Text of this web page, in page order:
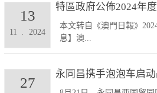
本文转自《澳門日報》
息】澳...
11 2024
13
永同昌携手泡泡车启
27